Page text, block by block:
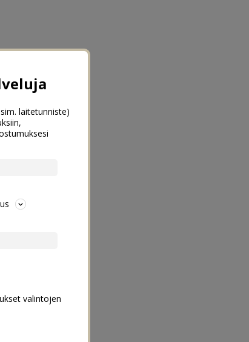
laitetunniste)
valintojen